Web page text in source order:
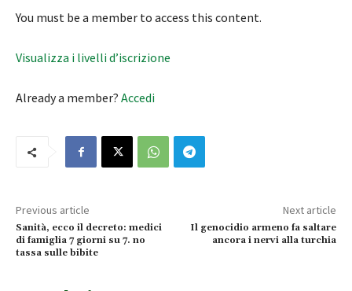
You must be a member to access this content.
Visualizza i livelli d’iscrizione
Already a member? Accedi
Previous article
Sanità, ecco il decreto: medici
di famiglia 7 giorni su 7. no
tassa sulle bibite
Next article
Il genocidio armeno fa saltare
ancora i nervi alla turchia